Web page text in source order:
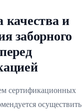
качества и
заборного
сертификационных
осуществить